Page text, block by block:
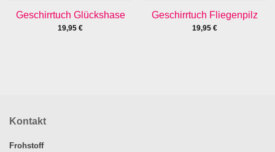
Geschirrtuch Glückshase
19,95 €
Geschirrtuch Fliegenpilz
19,95 €
Kontakt
Frohstoff